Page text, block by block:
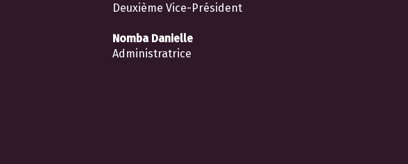
Deuxième Vice-Président
Nomba Danielle
Administratrice